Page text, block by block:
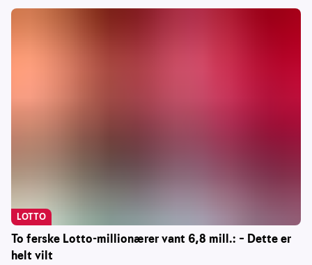
To ferske Lotto-millionærer vant 6,8 mill.: – Dette er
helt vilt
LOTTO